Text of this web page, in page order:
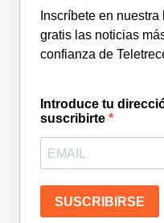
Inscríbete en
gratis las noticias
confianza de
Introduce tu
suscribirte
SUSCRIBIRSE